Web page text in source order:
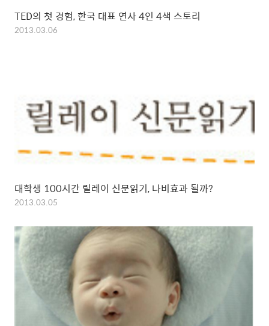
TED의 첫 경험, 한국 대표 연사 4인 4색 스토리
2013.03.06
대학생 100시간 릴레이 신문읽기, 나비효과 될까?
2013.03.05